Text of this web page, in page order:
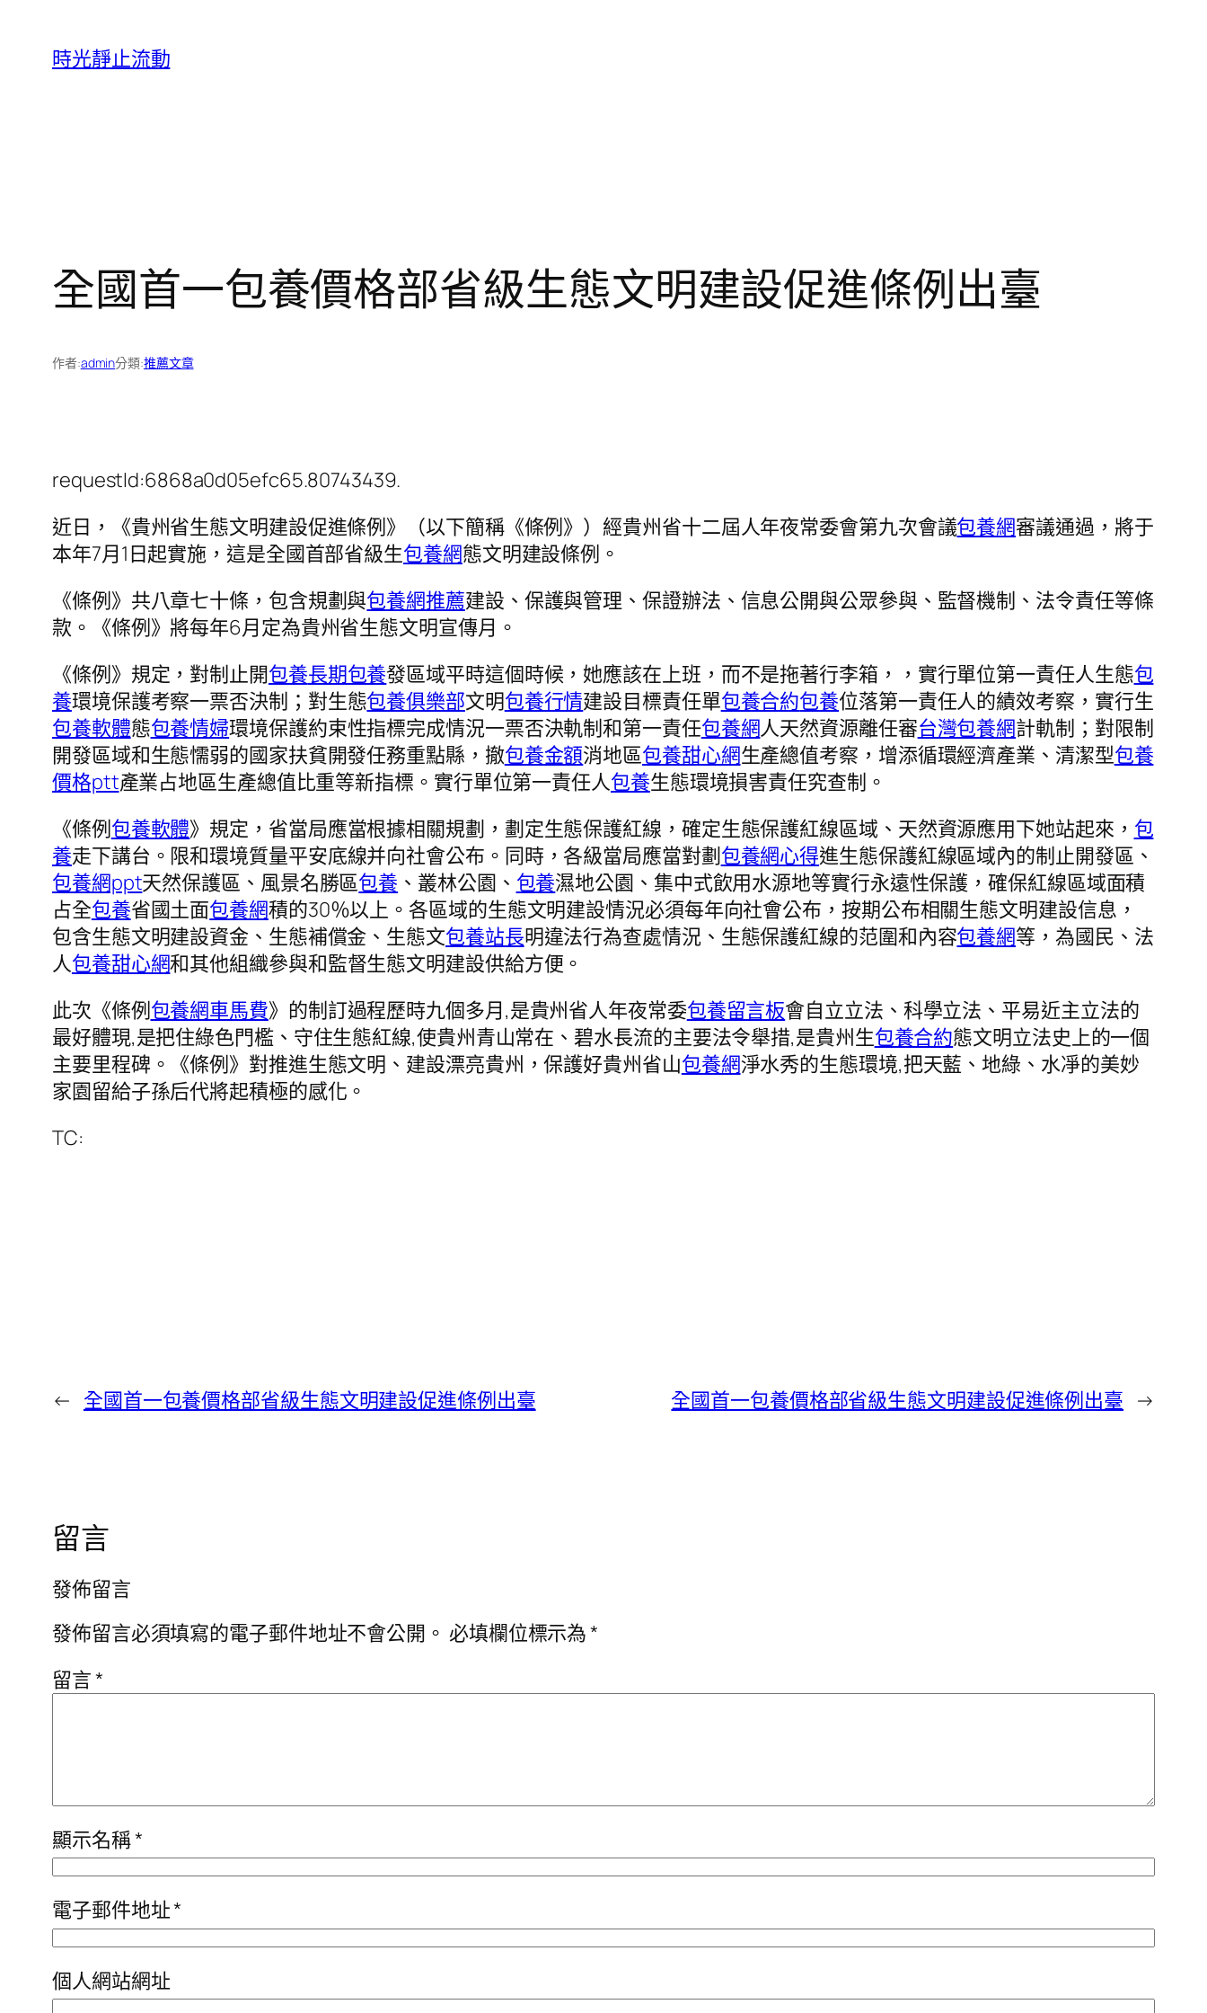
時光靜止流動
全國首一包養價格部省級生態文明建設促進條例出臺
作者:admin分類:推薦文章
requestId:6868a0d05efc65.80743439.
近日，《貴州省生態文明建設促進條例》（以下簡稱《條例》）經貴州省十二屆人年夜常委會第九次會議包養網審議通過，將于
本年7月1日起實施，這是全國首部省級生包養網態文明建設條例。
《條例》共八章七十條，包含規劃與包養網推薦建設、保護與管理、保證辦法、信息公開與公眾參與、監督機制、法令責任等條
款。《條例》將每年6月定為貴州省生態文明宣傳月。
《條例》規定，對制止開包養長期包養發區域平時這個時候，她應該在上班，而不是拖著行李箱，，實行單位第一責任人生態包
養環境保護考察一票否決制；對生態包養俱樂部文明包養行情建設目標責任單包養合約包養位落第一責任人的績效考察，實行生
包養軟體態包養情婦環境保護約束性指標完成情況一票否決軌制和第一責任包養網人天然資源離任審台灣包養網計軌制；對限制
開發區域和生態懦弱的國家扶貧開發任務重點縣，撤包養金額消地區包養甜心網生產總值考察，增添循環經濟產業、清潔型包養
價格ptt產業占地區生產總值比重等新指標。實行單位第一責任人包養生態環境損害責任究查制。
《條例包養軟體》規定，省當局應當根據相關規劃，劃定生態保護紅線，確定生態保護紅線區域、天然資源應用下她站起來， 包
養走下講台。限和環境質量平安底線并向社會公布。同時，各級當局應當對劃包養網心得進生態保護紅線區域內的制止開發區、
包養網ppt天然保護區、風景名勝區包養 、叢林公園、 包養濕地公園、集中式飲用水源地等實行永遠性保護，確保紅線區域面積
占全包養省國土面包養網積的30％以上。各區域的生態文明建設情況必須每年向社會公布，按期公布相關生態文明建設信息，
包含生態文明建設資金、生態補償金、生態文包養站長明違法行為查處情況、生態保護紅線的范圍和內容包養網等，為國民、法
人包養甜心網和其他組織參與和監督生態文明建設供給方便。
此次《條例包養網車馬費》的制訂過程歷時九個多月,是貴州省人年夜常委包養留言板會自立立法、科學立法、平易近主立法的
最好體現,是把住綠色門檻、守住生態紅線,使貴州青山常在、碧水長流的主要法令舉措,是貴州生包養合約態文明立法史上的一個
主要里程碑。《條例》對推進生態文明、建設漂亮貴州，保護好貴州省山包養網淨水秀的生態環境,把天藍、地綠、水凈的美妙
家園留給子孫后代將起積極的感化。
TC:
← 全國首一包養價格部省級生態文明建設促進條例出臺 全國首一包養價格部省級生態文明建設促進條例出臺 →
留言
發佈留言
發佈留言必須填寫的電子郵件地址不會公開。 必填欄位標示為*
留言*
顯示名稱*
電子郵件地址*
個人網站網址